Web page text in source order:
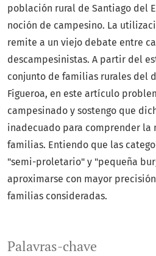
Palavras-chave
población rural de Santiago del
noción de campesino. La
remite a un viejo debate entre
descampesinistas. A partir del
conjunto de familias rurales del
Figueroa, en este artículo
campesinado y sostengo que
inadecuado para comprender la
familias. Entiendo que las
"semi-proletario" y "pequeña
aproximarse con mayor
familias consideradas.